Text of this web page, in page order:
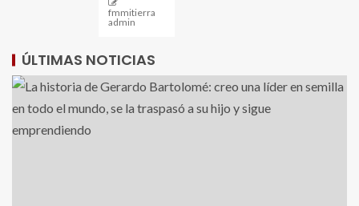
fmmitierra
admin
ÚLTIMAS NOTICIAS